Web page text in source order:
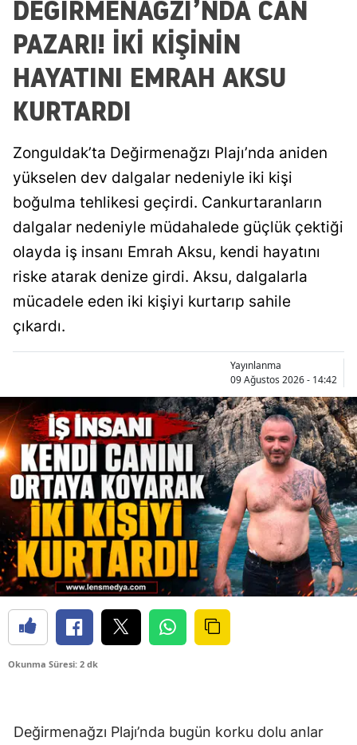
DEĞİRMENAĞZI’NDA CAN
PAZARI! İKİ KİŞİNİN
HAYATINI EMRAH AKSU
KURTARDI
Zonguldak’ta Değirmenağzı Plajı’nda aniden
yükselen dev dalgalar nedeniyle iki kişi
boğulma tehlikesi geçirdi. Cankurtaranların
dalgalar nedeniyle müdahalede güçlük çektiği
olayda iş insanı Emrah Aksu, kendi hayatını
riske atarak denize girdi. Aksu, dalgalarla
mücadele eden iki kişiyi kurtarıp sahile
çıkardı.
Yayınlanma
09 Ağustos 2026 - 14:42
Okunma Süresi: 2 dk
Değirmenağzı Plajı’nda bugün korku dolu anlar